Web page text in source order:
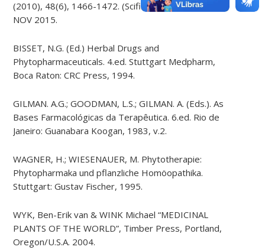
(2010), 48(6), 1466-1472. (Scifinder) Acesso 23
NOV 2015.
BISSET, N.G. (Ed.) Herbal Drugs and
Phytopharmaceuticals. 4.ed. Stuttgart Medpharm,
Boca Raton: CRC Press, 1994.
GILMAN. A.G.; GOODMAN, L.S.; GILMAN. A. (Eds.). As
Bases Farmacológicas da Terapêutica. 6.ed. Rio de
Janeiro: Guanabara Koogan, 1983, v.2.
WAGNER, H.; WIESENAUER, M. Phytotherapie:
Phytopharmaka und pflanzliche Homöopathika.
Stuttgart: Gustav Fischer, 1995.
WYK, Ben-Erik van & WINK Michael “MEDICINAL
PLANTS OF THE WORLD”, Timber Press, Portland,
Oregon/U.S.A. 2004.